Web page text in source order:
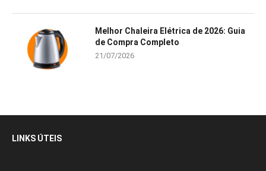
Melhor Chaleira Elétrica de 2026: Guia
de Compra Completo
21/07/2026
LINKS ÚTEIS